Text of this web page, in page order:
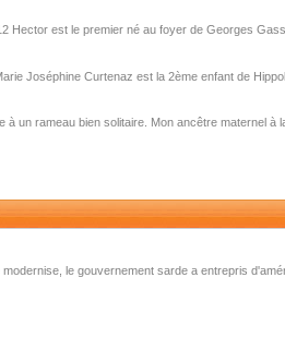
Hector est le premier né au foyer de Georges
Joséphine Curtenaz est la 2ème enfant de
un rameau bien solitaire. Mon ancêtre maternel à
le gouvernement sarde a entrepris